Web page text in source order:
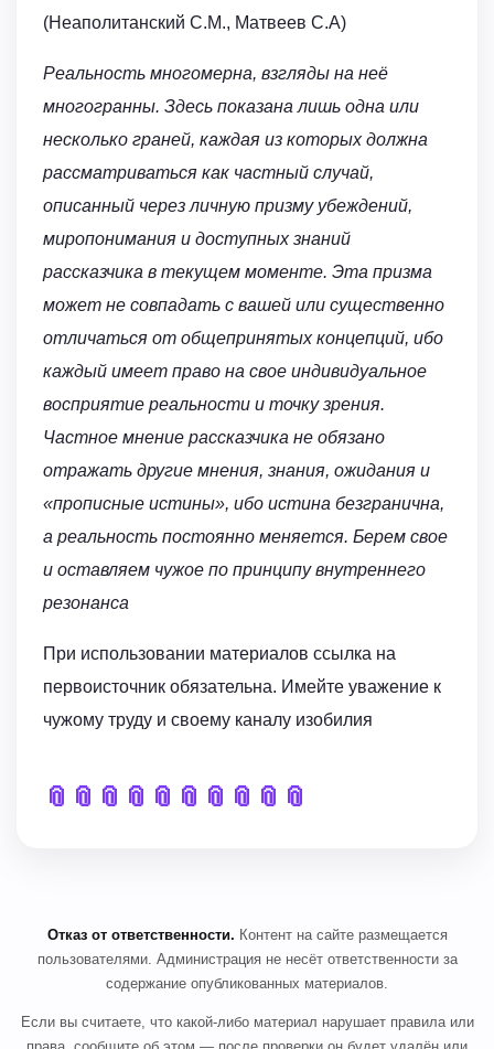
(Неаполитанский С.М., Матвеев С.А)
Реальность многомерна, взгляды на неё
многогранны. Здесь показана лишь одна или
несколько граней, каждая из которых должна
рассматриваться как частный случай,
описанный через личную призму убеждений,
миропонимания и доступных знаний
рассказчика в текущем моменте. Эта призма
может не совпадать с вашей или существенно
отличаться от общепринятых концепций, ибо
каждый имеет право на свое индивидуальное
восприятие реальности и точку зрения.
Частное мнение рассказчика не обязано
отражать другие мнения, знания, ожидания и
«прописные истины», ибо истина безгранична,
а реальность постоянно меняется. Берем свое
и оставляем чужое по принципу внутреннего
резонанса
При использовании материалов ссылка на
первоисточник обязательна. Имейте уважение к
чужому труду и своему каналу изобилия
📎 📎 📎 📎 📎 📎 📎 📎 📎 📎
Отказ от ответственности. Контент на сайте размещается
пользователями. Администрация не несёт ответственности за
содержание опубликованных материалов.
Если вы считаете, что какой-либо материал нарушает правила или